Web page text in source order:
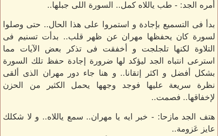
أمره الجد: - طب ياللاه كمل.. السورة اللى جبلها..
بدأ فى التسميع بإجادة و استمروا على هذا الحال.. حتى وصلوا
لسورة كان يحفظها مهران عن ظهر قلب.. بدأت تسنيم فى
التلاوة لكنها تلجلجت و أخفقت فى تذكر بعض الآيات مما
استرعى انتباه الجد ليؤكد لها ضرورة إجادة حفظ تلك السورة
بشكل أفضل و اكثر إتقانا.. و هنا جاء دور مهران الذى ألقى
نظرة سريعة عليها فوجد وجهها يحمل الكثير من الحزن
لإخفاقها.. فصمت..
هتف الجد مازحا: - خبر ايه يا مهران.. سمع ياللاه.. و لا شكلك
عايز عَزومة..